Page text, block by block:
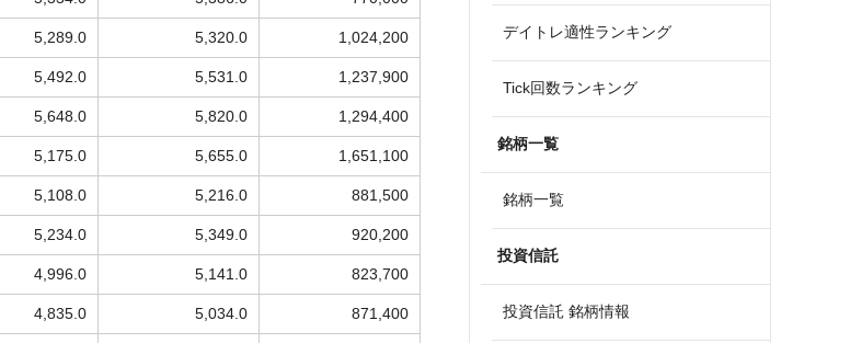
5,289.0 5,320.0 1,024,200
5,492.0 5,531.0 1,237,900
5,648.0 5,820.0 1,294,400
5,175.0 5,655.0 1,651,100
5,108.0 5,216.0 881,500
5,234.0 5,349.0 920,200
4,996.0 5,141.0 823,700
4,835.0 5,034.0 871,400
デイトレ適性ランキング
Tick回数ランキング
銘柄一覧
銘柄一覧
投資信託
投資信託 銘柄情報